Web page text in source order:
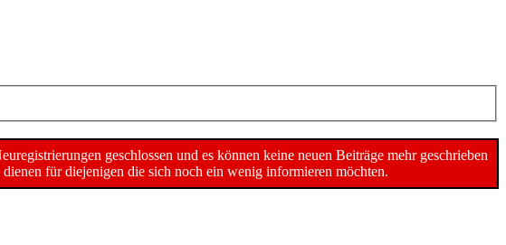
geschlossen und es können keine neuen Beiträge mehr geschrieben
für diejenigen die sich noch ein wenig informieren möchten.